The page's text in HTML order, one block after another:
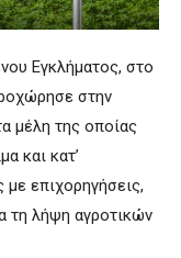
Εγκλήματος, στο
στην
μέλη της οποίας
και κατ’
επιχορηγήσεις,
λήψη αγροτικών